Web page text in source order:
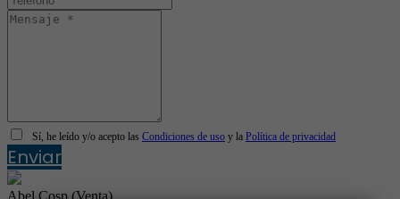
Sí, he leído y/o acepto las Condiciones de uso y la Política de privacidad
Enviar